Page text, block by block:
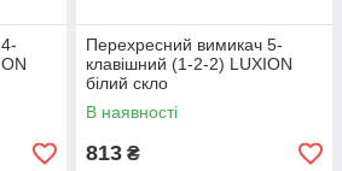
Перехресний вимикач 5-
клавішний (1-2-2) LUXION
білий скло
В наявності
813 ₴